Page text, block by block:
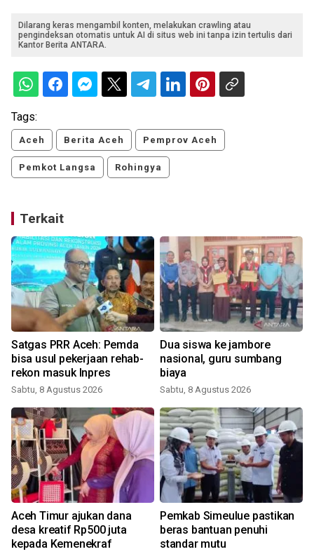
Dilarang keras mengambil konten, melakukan crawling atau
pengindeksan otomatis untuk AI di situs web ini tanpa izin tertulis dari
Kantor Berita ANTARA.
Tags:
Aceh Berita Aceh Pemprov Aceh
Pemkot Langsa Rohingya
Terkait
Satgas PRR Aceh: Pemda
bisa usul pekerjaan rehab-
rekon masuk Inpres
Sabtu, 8 Agustus 2026
Dua siswa ke jambore
nasional, guru sumbang
biaya
Sabtu, 8 Agustus 2026
Aceh Timur ajukan dana
desa kreatif Rp500 juta
kepada Kemenekraf
Pemkab Simeulue pastikan
beras bantuan penuhi
standar mutu